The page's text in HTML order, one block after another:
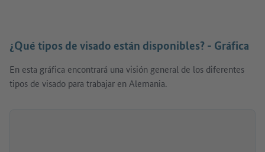
¿Qué tipos de visado están disponibles? - Gráfica
En esta gráfica encontrará una visión general de los diferentes
tipos de visado para trabajar en Alemania.